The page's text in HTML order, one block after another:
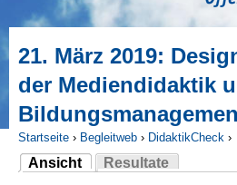
21. März 2019:
der Mediendidaktik
Sie sind hier
Startseite › Begleitweb › DidaktikCheck ›
Ansicht
(aktiver Reiter)
Resultate